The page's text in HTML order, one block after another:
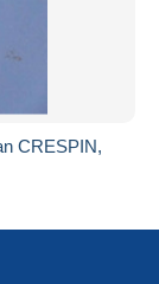
CRESPIN,